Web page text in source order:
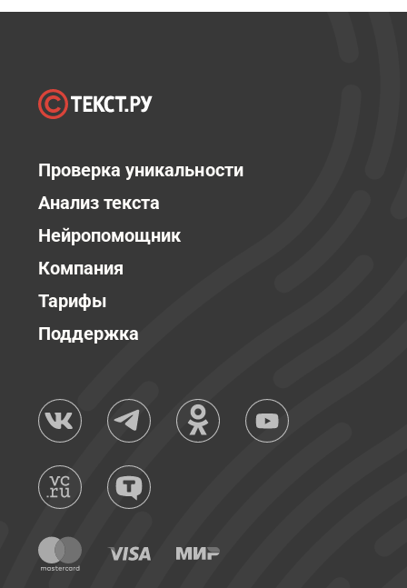
Проверка уникальности
Анализ текста
Нейропомощник
Компания
Тарифы
Поддержка